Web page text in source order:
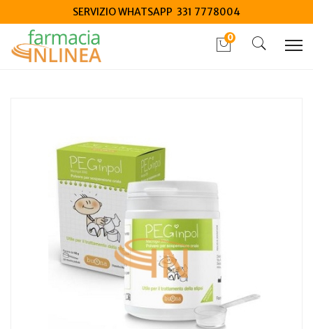
SERVIZIO WHATSAPP 331 7778004
0